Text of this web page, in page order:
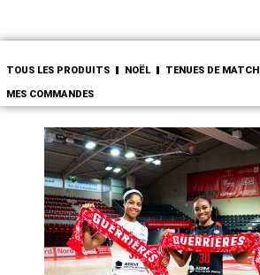
TOUS LES PRODUITS NOËL TENUES DE MATCH
MES COMMANDES